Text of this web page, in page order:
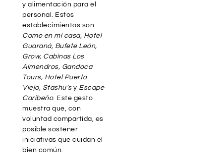
y alimentación para el
personal. Estos
establecimientos son:
Como en mi casa, Hotel
Guaraná, Bufete León,
Grow, Cabinas Los
Almendros, Gandoca
Tours, Hotel Puerto
Viejo, Stashu’sy Escape
Caribeño. Este gesto
muestra que, con
voluntad compartida, es
posible sostener
iniciativas que cuidan el
bien común.